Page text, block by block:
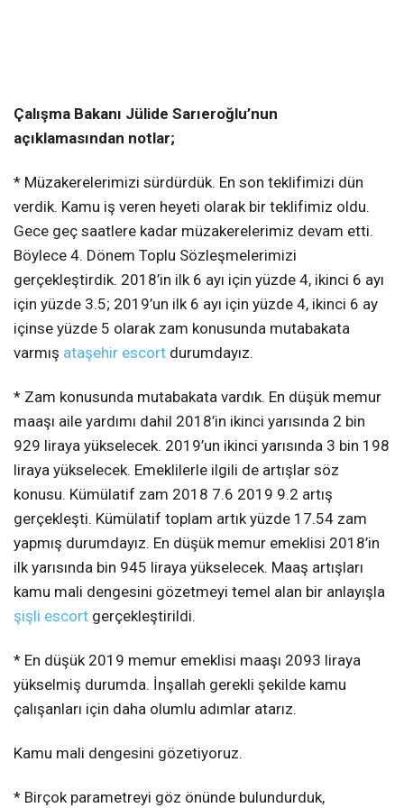
Çalışma Bakanı Jülide Sarıeroğlu’nun
açıklamasından notlar;
* Müzakerelerimizi sürdürdük. En son teklifimizi dün
verdik. Kamu iş veren heyeti olarak bir teklifimiz oldu.
Gece geç saatlere kadar müzakerelerimiz devam etti.
Böylece 4. Dönem Toplu Sözleşmelerimizi
gerçekleştirdik. 2018’in ilk 6 ayı için yüzde 4, ikinci 6 ayı
için yüzde 3.5; 2019’un ilk 6 ayı için yüzde 4, ikinci 6 ay
içinse yüzde 5 olarak zam konusunda mutabakata
varmış ataşehir escort durumdayız.
* Zam konusunda mutabakata vardık. En düşük memur
maaşı aile yardımı dahil 2018’in ikinci yarısında 2 bin
929 liraya yükselecek. 2019’un ikinci yarısında 3 bin 198
liraya yükselecek. Emeklilerle ilgili de artışlar söz
konusu. Kümülatif zam 2018 7.6 2019 9.2 artış
gerçekleşti. Kümülatif toplam artık yüzde 17.54 zam
yapmış durumdayız. En düşük memur emeklisi 2018’in
ilk yarısında bin 945 liraya yükselecek. Maaş artışları
kamu mali dengesini gözetmeyi temel alan bir anlayışla
şişli escort gerçekleştirildi.
* En düşük 2019 memur emeklisi maaşı 2093 liraya
yükselmiş durumda. İnşallah gerekli şekilde kamu
çalışanları için daha olumlu adımlar atarız.
Kamu mali dengesini gözetiyoruz.
* Birçok parametreyi göz önünde bulundurduk,